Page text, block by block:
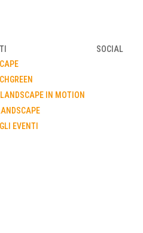
IN MOTION
EVENTI
SOCIAL